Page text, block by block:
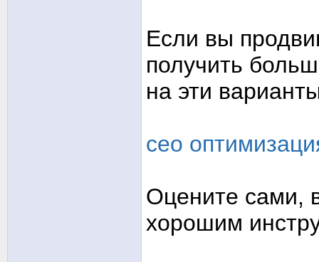
Если вы
получить
на эти
сео
Оцените сами,
хорошим